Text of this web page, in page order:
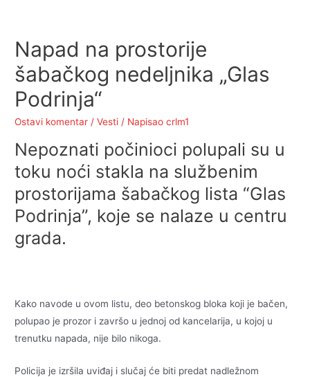
Napad na prostorije
šabačkog nedeljnika „Glas
Podrinja“
Ostavi komentar /Vesti / Napisao crlm1
Nepoznati počinioci polupali su u
toku noći stakla na službenim
prostorijama šabačkog lista “Glas
Podrinja”, koje se nalaze u centru
grada.
Kako navode u ovom listu, deo betonskog bloka koji je bačen,
polupao je prozor i završo u jednoj od kancelarija, u kojoj u
trenutku napada, nije bilo nikoga.
Policija je izršila uviđaj i slučaj će biti predat nadležnom